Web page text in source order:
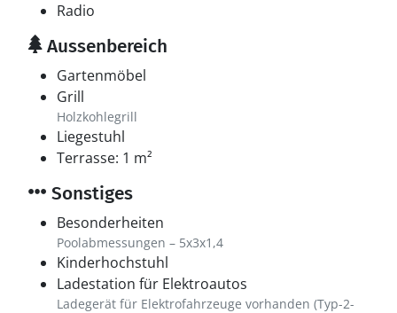
Radio
Aussenbereich
Gartenmöbel
Grill
Holzkohlegrill
Liegestuhl
Terrasse: 1 m²
Sonstiges
Besonderheiten
Poolabmessungen – 5x3x1,4
Kinderhochstuhl
Ladestation für Elektroautos
Ladegerät für Elektrofahrzeuge vorhanden (Typ-2-